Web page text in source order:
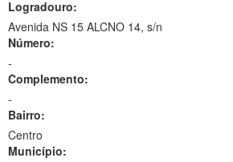
Logradouro:
Avenida NS 15 ALCNO 14, s/n
Número:
-
Complemento:
-
Bairro:
Centro
Município: